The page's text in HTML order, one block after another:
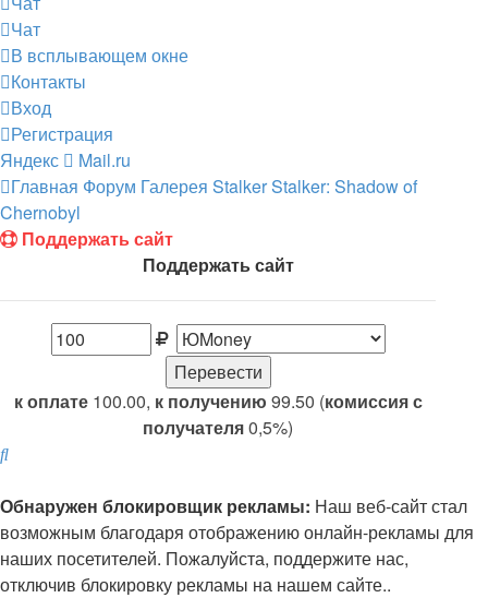
Чат
В всплывающем окне
Контакты
Вход
Регистрация
Яндекс
Mail.ru
Главная Форум Галерея StalkerStalker: Shadow of
Chernobyl
Поддержать сайт
Поддержать сайт
к оплате100.00, к получению 99.50 (комиссия с
получателя0,5%)
Поиск
Обнаружен блокировщик рекламы: Наш веб-сайт стал
возможным благодаря отображению онлайн-рекламы для
наших посетителей. Пожалуйста, поддержите нас,
отключив блокировку рекламы на нашем сайте..